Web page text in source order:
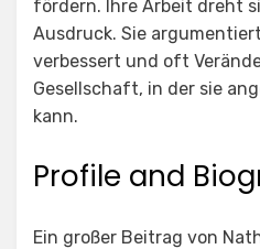
fördern. Ihre Arbeit dreht
Ausdruck. Sie
verbessert und oft
Gesellschaft, in der sie
kann.
Profile and
Ein großer Beitrag von